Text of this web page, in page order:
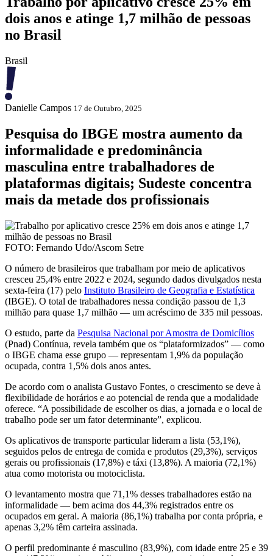
dois anos e atinge 1,7 milhão de pessoas
no Brasil
Brasil
Danielle Campos 17 de Outubro, 2025
Pesquisa do IBGE mostra aumento da
informalidade e predominância
masculina entre trabalhadores de
plataformas digitais; Sudeste concentra
mais da metade dos profissionais
FOTO: Fernando Udo/Ascom Setre
O número de brasileiros que trabalham por meio de aplicativos
cresceu 25,4% entre 2022 e 2024, segundo dados divulgados nesta
sexta-feira (17) pelo Instituto Brasileiro de Geografia e Estatística
(IBGE). O total de trabalhadores nessa condição passou de 1,3
milhão para quase 1,7 milhão — um acréscimo de 335 mil pessoas.
O estudo, parte da Pesquisa Nacional por Amostra de Domicílios
(Pnad) Contínua, revela também que os “plataformizados” — como
o IBGE chama esse grupo — representam 1,9% da população
ocupada, contra 1,5% dois anos antes.
De acordo com o analista Gustavo Fontes, o crescimento se deve à
flexibilidade de horários e ao potencial de renda que a modalidade
oferece. “A possibilidade de escolher os dias, a jornada e o local de
trabalho pode ser um fator determinante”, explicou.
Os aplicativos de transporte particular lideram a lista (53,1%),
seguidos pelos de entrega de comida e produtos (29,3%), serviços
gerais ou profissionais (17,8%) e táxi (13,8%). A maioria (72,1%)
atua como motorista ou motociclista.
O levantamento mostra que 71,1% desses trabalhadores estão na
informalidade — bem acima dos 44,3% registrados entre os
ocupados em geral. A maioria (86,1%) trabalha por conta própria, e
apenas 3,2% têm carteira assinada.
O perfil predominante é masculino (83,9%), com idade entre 25 e 39